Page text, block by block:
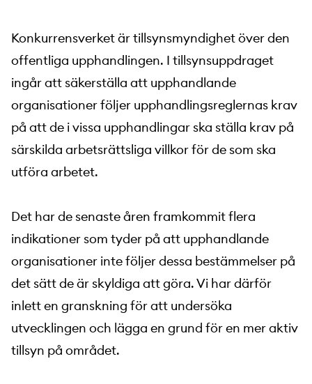
Konkurrensverket är tillsynsmyndighet över den
offentliga upphandlingen. I tillsynsuppdraget
ingår att säkerställa att upphandlande
organisationer följer upphandlingsreglernas krav
på att de i vissa upphandlingar ska ställa krav på
särskilda arbetsrättsliga villkor för de som ska
utföra arbetet.
Det har de senaste åren framkommit flera
indikationer som tyder på att upphandlande
organisationer inte följer dessa bestämmelser på
det sätt de är skyldiga att göra. Vi har därför
inlett en granskning för att undersöka
utvecklingen och lägga en grund för en mer aktiv
tillsyn på området.